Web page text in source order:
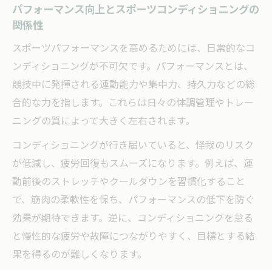
身体と心を同時に整える実践ポイント
パフォーマンスを上げるコツを日常に取り入れ
る
スポーツコンディショニングで日常の習慣
を見直そう
スポーツコンディショニングを活用した持
続的成長術
毎日の生活にパフォーマンス向上の工夫を
プラス
コンディショニングトレーニングメニュー
の活用法
パフォーマンス向上とスポーツコンディショニングの
関係性
スポーツパフォーマンスを高めるためには、日常的なコ
ンディショニングが不可欠です。パフォーマンスとは、
競技中に発揮される運動能力や集中力、持久力などの総
合的な力を指します。これらは日々の体調管理やトレー
ニングの質によって大きく左右されます。
コンディショニングが行き届いていると、怪我のリスク
が低減し、疲労回復もスムーズになります。例えば、運
動前後のストレッチやクールダウンを習慣化すること
で、筋肉の柔軟性を保ち、パフォーマンスの低下を防ぐ
効果が期待できます。逆に、コンディショニングを怠る
と慢性的な疲労や故障につながりやすく、目標とする結
果を得るのが難しくなります。